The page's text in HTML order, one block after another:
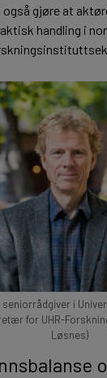
også gjøre at
handling i
seniorrådgiver i
for UHR-
Løsnes)